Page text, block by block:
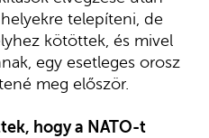
telepíteni, de
kötöttek, és mivel
egy esetleges orosz
meg először.
hogy a NATO-t